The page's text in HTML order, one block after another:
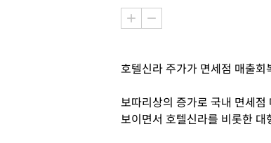
호텔신라 주가가 면세점 매출
보따리상의 증가로 국내 면세
보이면서 호텔신라를 비롯한